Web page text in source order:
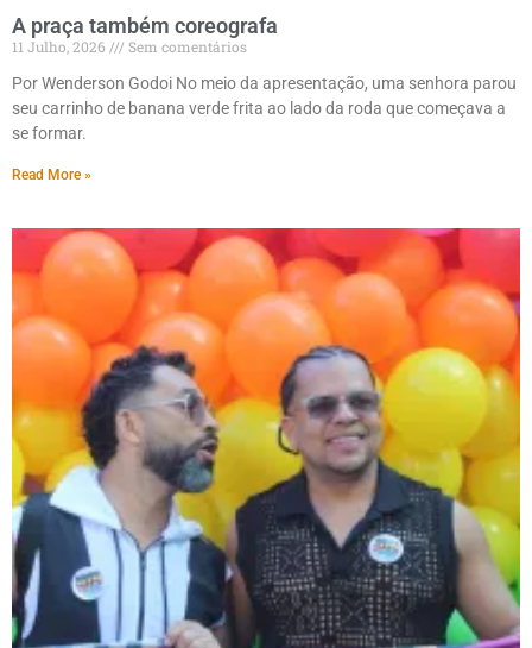
A praça também coreografa
11 Julho, 2026
Sem comentários
Por Wenderson Godoi No meio da apresentação, uma senhora parou
seu carrinho de banana verde frita ao lado da roda que começava a
se formar.
Read More »